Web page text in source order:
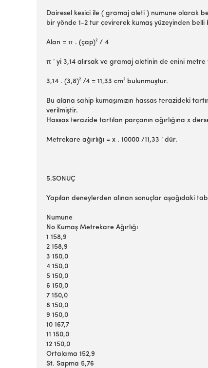
Dairesel kesici ile ( gramaj aleti ) numune olarak
bir yönde 1-2 tur çevirerek kumaş yüzeyinden belli
Alan = π . (çap)² / 4
π ’ yi 3,14 alırsak ve gramaj aletinin de enini
3,14 . (3,8)² /4 = 11,33 cm² bulunmuştur.
Bu alana sahip kumaşımızın hassas terazideki
verilmiştir.
Hassas terazide tartılan parçanın ağırlığına x
Metrekare ağırlığı = x . 10000 /11,33 ’ dür.
5.SONUÇ
Yapılan deneylerden alınan sonuçlar aşağıdaki
Numune
No Kumaş Metrekare Ağırlığı
1 158,9
2 158,9
3 150,0
4 150,0
5 150,0
6 150,0
7 150,0
8 150,0
9 150,0
10 167,7
11 150,0
12 150,0
Ortalama 152,9
St. Sapma 5,76